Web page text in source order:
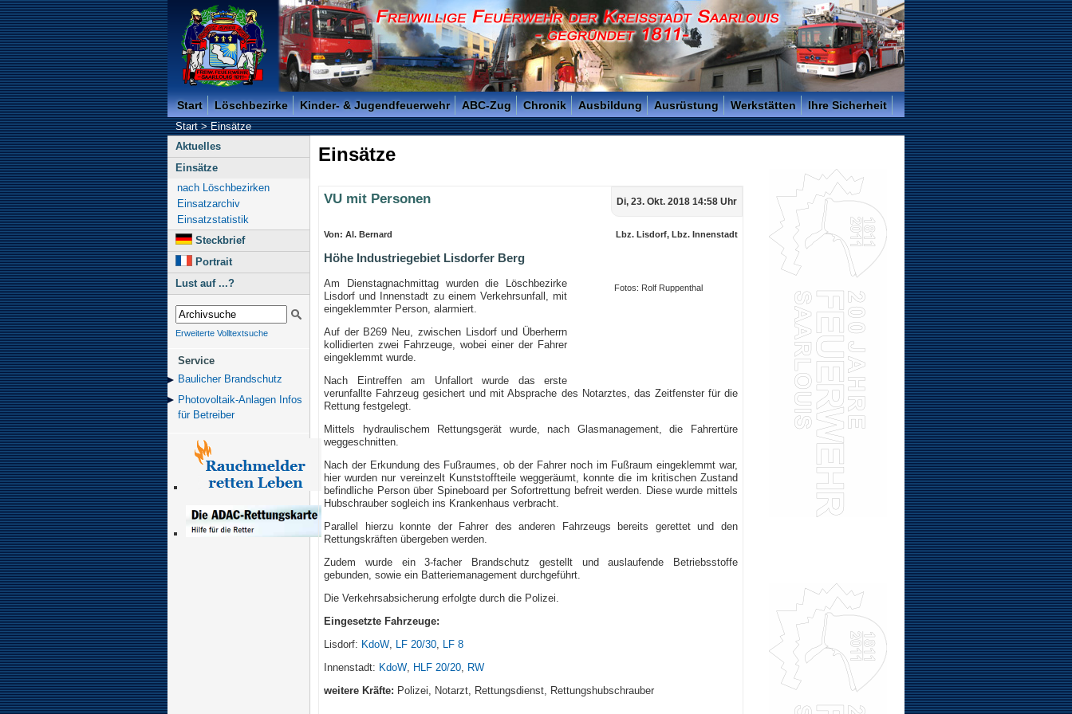
Freiwillige Feuerwehr der Kreisstadt Saarlouis - Gegründet 1811 -
Start Löschbezirke Kinder- & Jugendfeuerwehr ABC-Zug Chronik Ausbildung Ausrüstung Werkstätten Ihre Sicherheit
Start>Einsätze
Aktuelles
Einsätze
nach Löschbezirken
Einsatzarchiv
Einsatzstatistik
Steckbrief
Portrait
Lust auf ...?
Erweiterte Volltextsuche
Service
Baulicher Brand­schutz
Photovoltaik-Anlagen Infos
für Betreiber
Einsätze
Di, 23. Okt. 2018 14:58 Uhr
VU mit Personen
Lbz. Lisdorf, Lbz. Innenstadt
Von: Al. Bernard
Höhe Industriegebiet Lisdorfer Berg
Fotos: Rolf Ruppenthal
Am Dienstagnachmittag wurden die Löschbezirke
Lisdorf und Innenstadt zu einem Verkehrsunfall, mit
eingeklemmter Person, alarmiert.
Auf der B269 Neu, zwischen Lisdorf und Überherrn
kollidierten zwei Fahrzeuge, wobei einer der Fahrer
eingeklemmt wurde.
Nach Eintreffen am Unfallort wurde das erste
verunfallte Fahrzeug gesichert und mit Absprache des Notarztes, das Zeitfenster für die
Rettung festgelegt.
Mittels hydraulischem Rettungsgerät wurde, nach Glasmanagement, die Fahrertüre
weggeschnitten.
Nach der Erkundung des Fußraumes, ob der Fahrer noch im Fußraum eingeklemmt war,
hier wurden nur vereinzelt Kunststoffteile weggeräumt, konnte die im kritischen Zustand
befindliche Person über Spineboard per Sofortrettung befreit werden. Diese wurde mittels
Hubschrauber sogleich ins Krankenhaus verbracht.
Parallel hierzu konnte der Fahrer des anderen Fahrzeugs bereits gerettet und den
Rettungskräften übergeben werden.
Zudem wurde ein 3-facher Brandschutz gestellt und auslaufende Betriebsstoffe
gebunden, sowie ein Batteriemanagement durchgeführt.
Die Verkehrsabsicherung erfolgte durch die Polizei.
Eingesetzte Fahrzeuge:
Lisdorf: KdoW LF 20/30 LF 8
Innenstadt: KdoW HLF 20/20 RW
weitere Kräfte: Polizei, Notarzt, Rettungsdienst, Rettungshubschrauber